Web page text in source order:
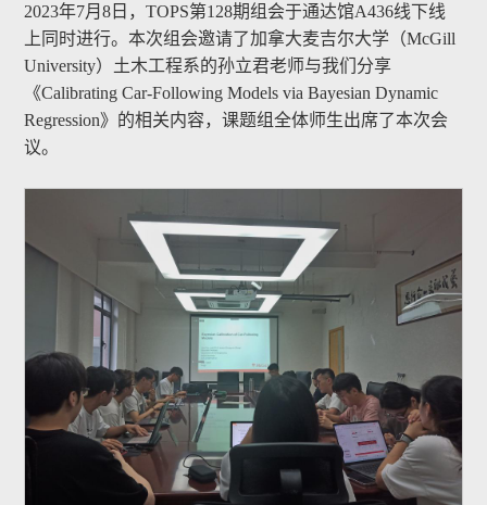
2023年7月8日，TOPS第128期组会于通达馆A436线下线
上同时进行。本次组会邀请了加拿大麦吉尔大学（McGill
University）土木工程系的孙立君老师与我们分享
《Calibrating Car-Following Models via Bayesian Dynamic
Regression》的相关内容，课题组全体师生出席了本次会
议。